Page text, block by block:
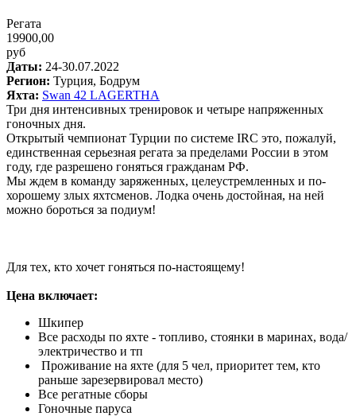
Регата
19900,00
руб
Даты: 24-30.07.2022
Регион: Турция, Бодрум
Яхта: Swan 42 LAGERTHA
Три дня интенсивных тренировок и четыре напряженных
гоночных дня.
Открытый чемпионат Турции по системе IRC это, пожалуй,
единственная серьезная регата за пределами России в этом
году, где разрешено гоняться гражданам РФ.
Мы ждем в команду заряженных, целеустремленных и по-
хорошему злых яхтсменов. Лодка очень достойная, на ней
можно бороться за подиум!
Для тех, кто хочет гоняться по-настоящему!
Цена включает:
Шкипер
Все расходы по яхте - топливо, стоянки в маринах, вода/
электричество и тп
Проживание на яхте (для 5 чел, приоритет тем, кто
раньше зарезервировал место)
Все регатные сборы
Гоночные паруса